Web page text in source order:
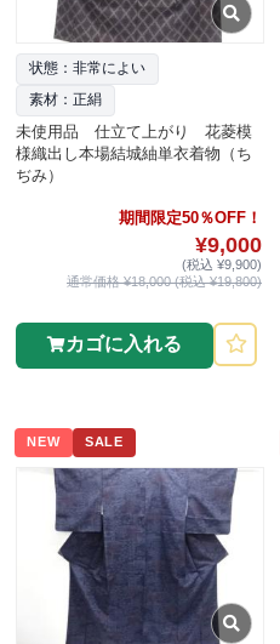
状態：非常によい
素材：正絹
未使用品 仕立て上がり 花菱模
様織出し本場結城紬単衣着物（ち
ぢみ）
期間限定50％OFF！
¥9,000
(税込 ¥9,900)
通常価格 ¥18,000 (税込 ¥19,800)
カゴに入れる
NEW SALE